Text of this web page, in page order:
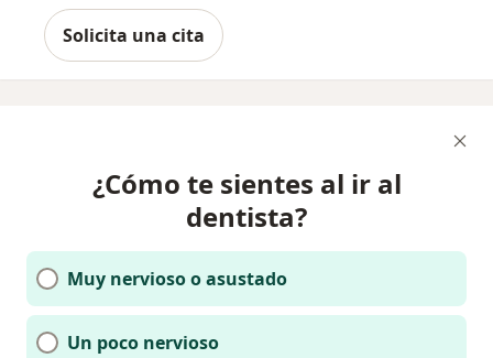
Solicita una cita
¿Cómo te sientes al ir al
dentista?
Muy nervioso o asustado
Un poco nervioso